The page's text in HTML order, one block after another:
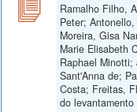
Ramalho Filho,
Peter;
Moreira, Gisa
Marie Elisabeth
Raphael
Sant'Anna de;
Costa; Freitas,
do